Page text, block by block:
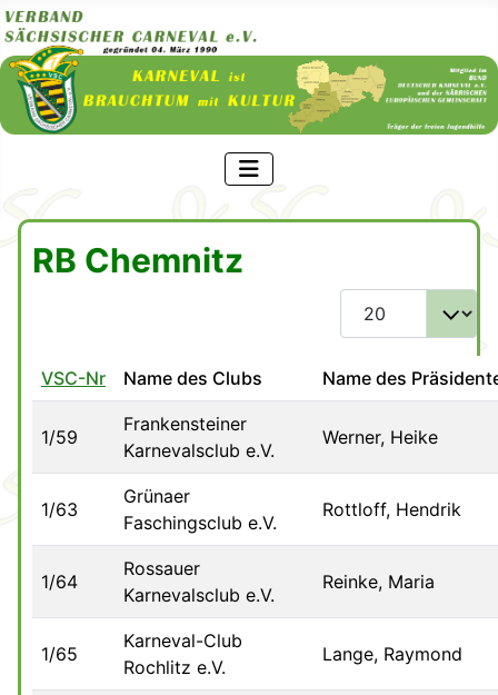
RB Chemnitz
Anzeige #
VSC-Nr Name des Clubs Name des
1/59
Frankensteiner
Karnevalsclub e.V.
Werner, Heike
1/63
Grünaer
Faschingsclub e.V.
Rottloff, Hendrik
1/64
Rossauer
Karnevalsclub e.V.
Reinke, Maria
1/65
Karneval-Club
Rochlitz e.V.
Lange, Raymond